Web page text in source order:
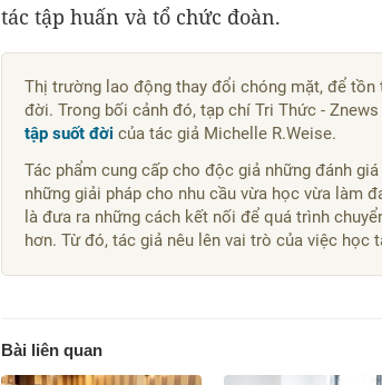
tác tập huấn và tổ chức đoàn.
Thị trường lao động thay đổi chóng mặt, để
đời. Trong bối cảnh đó, tạp chí Tri Thức -
tập suốt đời của tác giả Michelle R.Weise.
Tác phẩm cung cấp cho độc giả những đánh
những giải pháp cho nhu cầu vừa học vừa làm
là đưa ra những cách kết nối để quá trình
hơn. Từ đó, tác giả nêu lên vai trò của việc học
Bài liên quan